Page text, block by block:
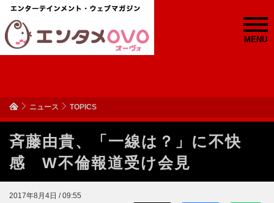
MENU
ニュース TOPICS
斉藤由貴、「一線は？」に不快
感 W不倫報道受け会見
2017年8月4日 / 09:55